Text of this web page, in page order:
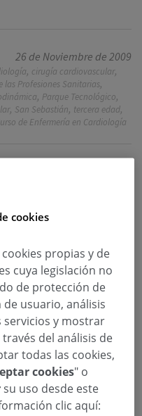
26 de Noviembre de 2009
, cirugía cardiovascular,
las Profesiones Sanitarias,
, Parque Tecnológico,
, San Sebastián, tercera edad,
de Enfermería en Cardiología
lugar hoy en el
de San
de Enfermería en
organizado por
del Parque
un centenar de
de todo el Estado,
en el que la
cookies
propias y de
cuya legislación no
de protección de
usuario, análisis
servicios y mostrar
del análisis de
todas las cookies,
cookies" o
su uso desde este
clic aquí: